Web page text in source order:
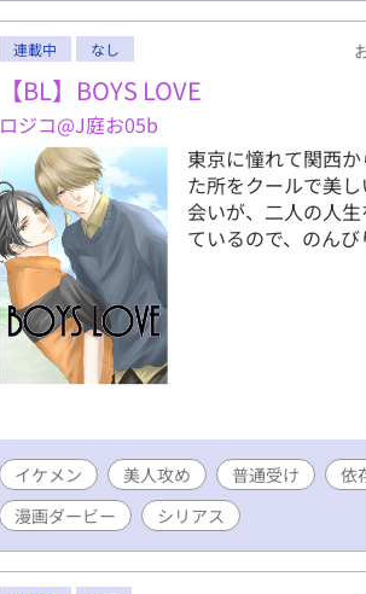
連載中 なし
【BL】BOYS LOVE
ロジコ@J庭お05b
東京に憧れて関西
た所をクールで美
会いが、二人の人
ているので、のんび
イケメン 美人攻め 普通受け 依
漫画ダービー
シリアス